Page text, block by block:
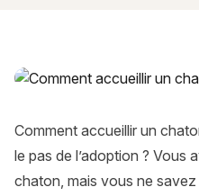
Comment accueillir un
Comment accueillir un
le pas de l’adoption ? Vous
chaton, mais vous ne